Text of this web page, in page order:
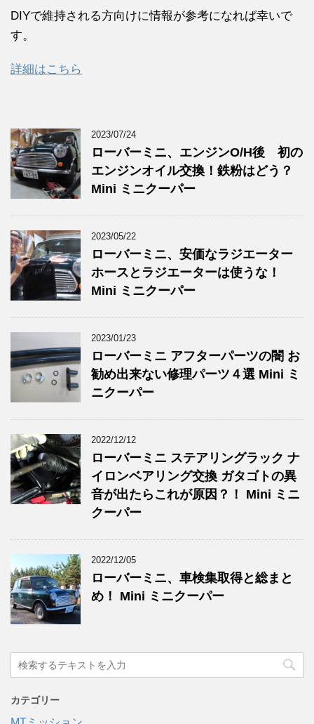
DIYで維持される方向けに情報が参考になれば幸いで
す。
詳細はこちら
2023/07/24
ローバーミニ、エンジンO/H後 初の
エンジンオイル交換！鉄粉はどう？
Mini ミニクーパー
2023/05/22
ローバーミニ、安価なラジエーター
ホースとラジエーターは使うな！
Mini ミニクーパー
2023/01/23
ローバーミニ アフターパーツの闇 お
勧め出来ない修理パーツ４選 Mini ミ
ニクーパー
2022/12/12
ローバーミニ ステアリングラック ナ
イロンベアリング交換 ガタゴトの異
音が出たらこれが原因？！ Mini ミニ
クーパー
2022/12/05
ローバーミニ、車検集取得と総まと
め！ Mini ミニクーパー
カテゴリー